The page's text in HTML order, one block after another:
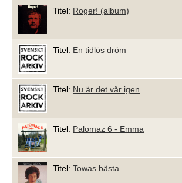
Titel: Roger! (album)
Titel: En tidlös dröm
Titel: Nu är det vår igen
Titel: Palomaz 6 - Emma
Titel: Towas bästa